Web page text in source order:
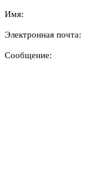
Имя:
Электронная почта:
Сообщение: